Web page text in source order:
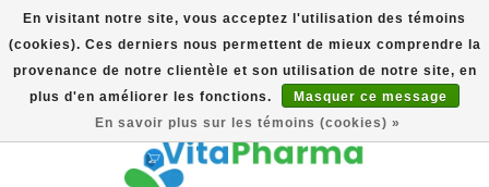
5% Korting Na Aanmelding Op Nieuwsbrief | Gratis
Verzending Vanaf €49 | Online Sinds 2007
Français
En visitant notre site, vous acceptez l'utilisation des témoins
(cookies). Ces derniers nous permettent de mieux comprendre la
provenance de notre clientèle et son utilisation de notre site, en
plus d'en améliorer les fonctions.
Masquer ce message
En savoir plus sur les témoins (cookies) »